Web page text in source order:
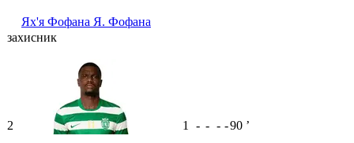
Ях'я Фофана Я. Фофана
захисник
2 1 - - - -90 ʼ